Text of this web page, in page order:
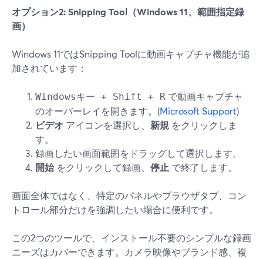
オプション2: Snipping Tool（Windows 11、範囲指定録
画）
Windows 11ではSnipping Toolに動画キャプチャ機能が追
加されています：
Windowsキー + Shift + R で動画キャプチャ
のオーバーレイを開きます。(Microsoft Support)
ビデオ アイコンを選択し、 新規 をクリックしま
す。
録画したい画面範囲をドラッグして選択します。
開始をクリックして録画、 停止 で終了します。
画面全体ではなく、特定のパネルやブラウザタブ、コン
トロール部分だけを強調したい場合に便利です。
この2つのツールで、インストール不要のシンプルな録画
ニーズはカバーできます。カメラ映像やブランド感、複